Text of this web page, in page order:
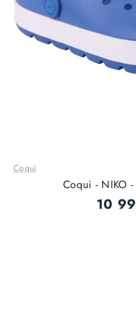
Coqui
Coqui - NIKO
10